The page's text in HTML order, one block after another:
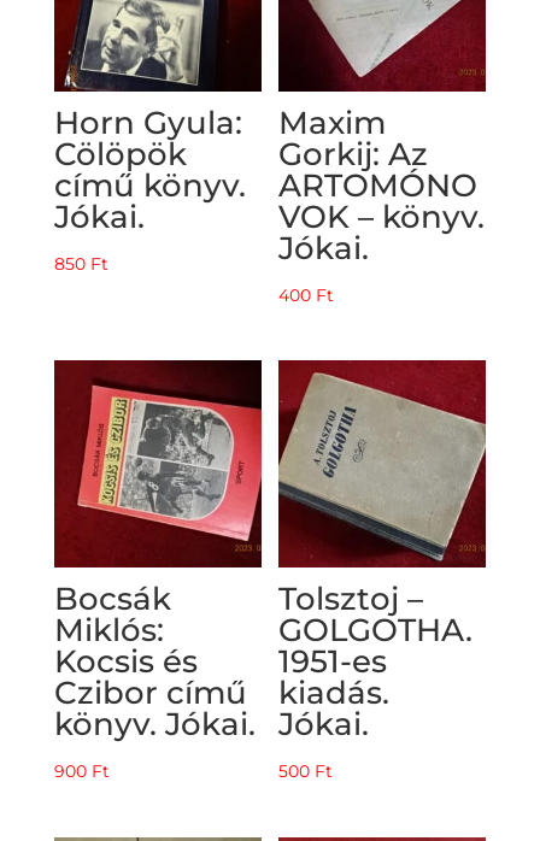
Horn Gyula:
Cölöpök
című könyv.
Jókai.
850 Ft
Maxim
Gorkij: Az
ARTOMÓNO
VOK – könyv.
Jókai.
400 Ft
Bocsák
Miklós:
Kocsis és
Czibor című
könyv. Jókai.
900 Ft
Tolsztoj –
GOLGOTHA.
1951-es
kiadás.
Jókai.
500 Ft